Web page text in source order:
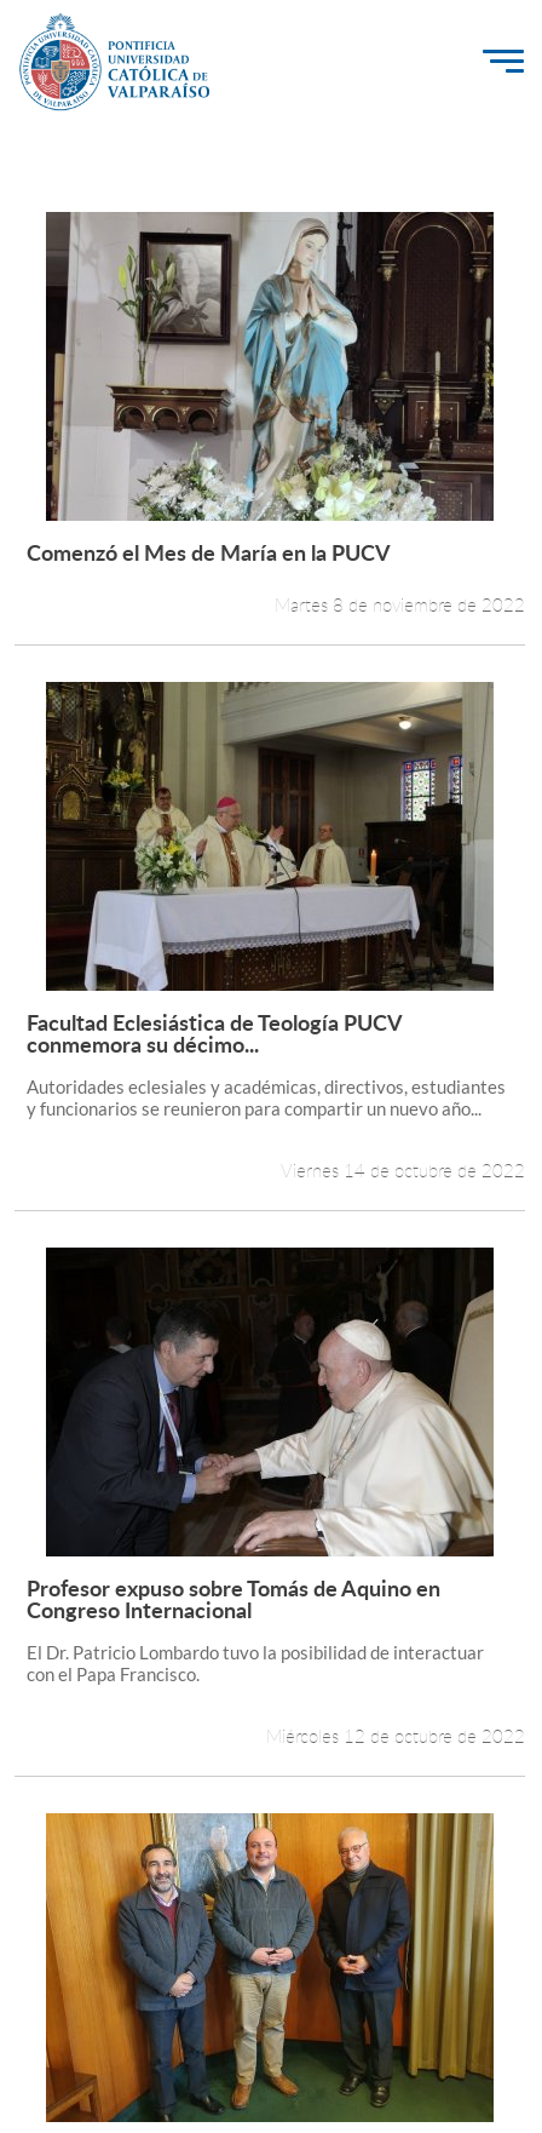
PUCV Internacional
Vinculación con el Medio
Admisión
Pregrado
Postgrado
Formación Continua
Funcionarios
Alumni
English
Leer más +
Comenzó el Mes de María en la PUCV
Martes 8 de noviembre de 2022
Leer más +
Facultad Eclesiástica de Teología PUCV
conmemora su décimo...
Autoridades eclesiales y académicas, directivos, estudiantes
y funcionarios se reunieron para compartir un nuevo año...
Viernes 14 de octubre de 2022
Leer más +
Profesor expuso sobre Tomás de Aquino en
Congreso Internacional
El Dr. Patricio Lombardo tuvo la posibilidad de interactuar
con el Papa Francisco.
Miércoles 12 de octubre de 2022